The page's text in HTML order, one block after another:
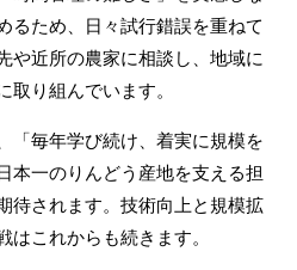
るため、日々試行錯誤を重ねて
や近所の農家に相談し、地域に
取り組んでいます。
「毎年学び続け、着実に規模を
本一のりんどう産地を支える担
待されます。技術向上と規模拡
はこれからも続きます。